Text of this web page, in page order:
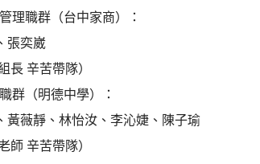
理職群（台中家商）：
張奕崴
長 辛苦帶隊）
群（明德中學）：
黃薇靜、林怡汝、李沁婕、陳子瑜
師 辛苦帶隊）